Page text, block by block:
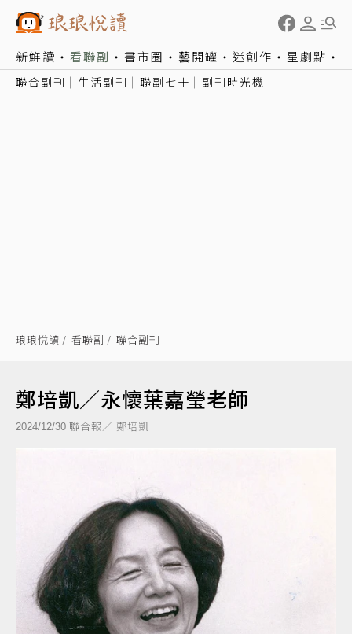
新鮮讀 看聯副 書市圈 藝開罐 迷創作 星劇點
聯合副刊 生活副刊 聯副七十 副刊時光機
琅琅悅讀 看聯副 聯合副刊
鄭培凱／永懷葉嘉瑩老師
2024/12/30 聯合報／ 鄭培凱